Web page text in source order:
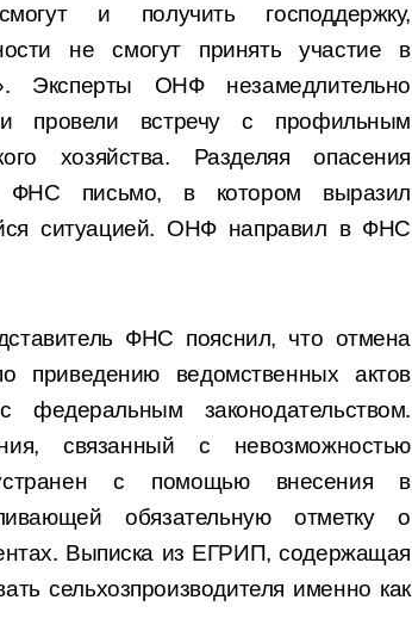
и получить господдержку,
не смогут принять участие в
Эксперты ОНФ незамедлительно
провели встречу с профильным
хозяйства. Разделяя опасения
ФНС письмо, в котором выразил
ситуацией. ОНФ направил в ФНС
ФНС пояснил, что отмена
приведению ведомственных актов
законодательством.
связанный с невозможностью
с помощью внесения в
обязательную отметку о
Выписка из ЕГРИП, содержащая
сельхозпроизводителя именно как